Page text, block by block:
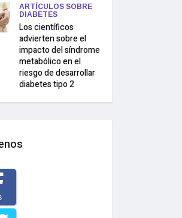
ARTÍCULOS SOBRE
DIABETES
Los científicos
advierten sobre el
impacto del síndrome
metabólico en el
riesgo de desarrollar
diabetes tipo 2